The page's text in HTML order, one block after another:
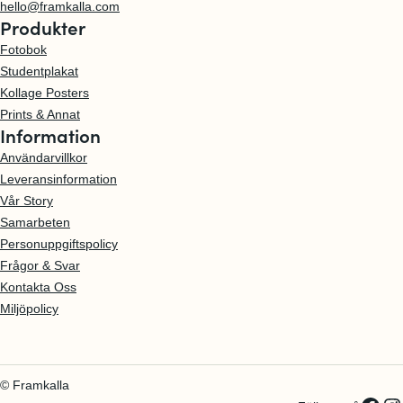
t
t
p
l
a
k
a
t
e
t
a
t
i
c
k
Z
a
c
k
S
t
u
d
e
n
t
p
hello@framkalla.com
Produkter
Fotobok
Studentplakat
Kollage Posters
Prints & Annat
Information
Användarvillkor
Leveransinformation
Vår Story
Samarbeten
Personuppgiftspolicy
Frågor & Svar
Kontakta Oss
Miljöpolicy
© Framkalla